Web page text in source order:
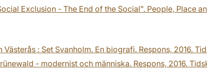
Exclusion - The End of the Social". People, Place
: Set Svanholm. En biografi. Respons, 2016.
- modernist och människa. Respons, 2016.